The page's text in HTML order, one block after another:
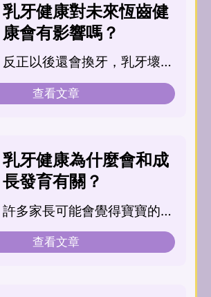
乳牙健康對未來恆齒健
康會有影響嗎？
反正以後還會換牙，乳牙壞了
也沒關係...
查看文章
乳牙健康為什麼會和成
長發育有關？
許多家長可能會覺得寶寶的乳
牙蛀掉沒關...
查看文章